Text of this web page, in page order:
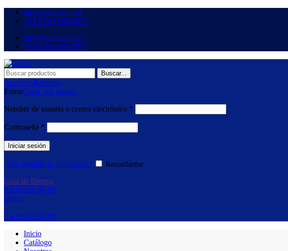
info@cadis.com.ar
‪+54 9 2613 63‑3971‬
info@cadis.com.ar
‪+54 9 2613 63‑3971‬
Buscar...
Acceso / Registro
EntrarCrear una cuenta
Nombre de usuario o correo electrónico *
Contraseña *
Iniciar sesión
¿Has perdido tu contraseña?
Recordarme
Lista de Deseos
0 artículos $0,00
Menú
0 artículos $0,00
Inicio
Catálogo